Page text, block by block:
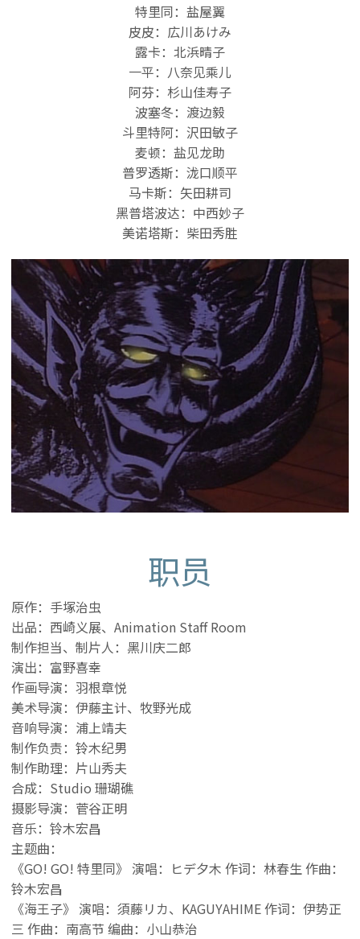
特里同：盐屋翼
皮皮：広川あけみ
露卡：北浜晴子
一平：八奈见乘儿
阿芬：杉山佳寿子
波塞冬：渡边毅
斗里特阿：沢田敏子
麦顿：盐见龙助
普罗透斯：泷口顺平
马卡斯：矢田耕司
黑普塔波达：中西妙子
美诺塔斯：柴田秀胜
职员
原作：手塚治虫
出品：西崎义展、Animation Staff Room
制作担当、制片人：黑川庆二郎
演出：富野喜幸
作画导演：羽根章悦
美术导演：伊藤主计、牧野光成
音响导演：浦上靖夫
制作负责：铃木纪男
制作助理：片山秀夫
合成：Studio 珊瑚礁
摄影导演：菅谷正明
音乐：铃木宏昌
主题曲：
《GO! GO! 特里同》 演唱：ヒデ夕木 作词：林春生 作曲：
铃木宏昌
《海王子》 演唱：須藤リカ、KAGUYAHIME 作词：伊势正
三 作曲：南高节 编曲：小山恭治